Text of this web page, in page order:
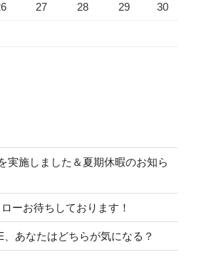
27 28 29 30
実施しました＆夏期休暇のお知ら
ーお待ちしております！
あなたはどちらが気になる？